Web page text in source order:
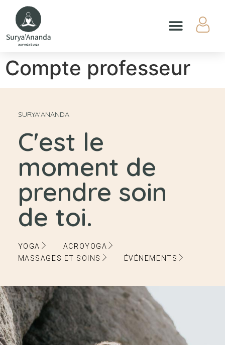
Compte professeur
SURYA'ANANDA
C'est le
moment de
prendre soin
de toi.
YOGA
ACROYOGA
MASSAGES ET SOINS
ÉVÉNEMENTS